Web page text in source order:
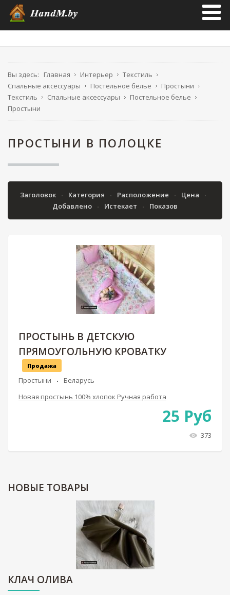
Вы здесь: Главная Интерьер
Текстиль
Спальные аксессуары
Постельное белье
Простыни
Текстиль
Спальные аксессуары
Постельное белье
Простыни
ПРОСТЫНИ В ПОЛОЦКЕ
Заголовок Категория Расположение
Цена
Добавлено
Истекает Показов
ПРОСТЫНЬ В ДЕТСКУЮ
ПРЯМОУГОЛЬНУЮ КРОВАТКУ
Продажа
Простыни
Беларусь
Новая простынь 100% хлопок Ручная работа
25 Руб
373
НОВЫЕ ТОВАРЫ
КЛАЧ ОЛИВА